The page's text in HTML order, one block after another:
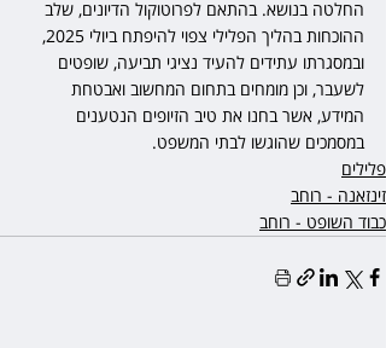
החלטה בנושא. בהתאם לפרוטוקול הדיונים, שלב
ההוכחות בהליך הפלילי צפוי להיפתח ביולי 2025,
ובמסגרתו עתידים להעיד נציגי תביעה, שופטים
לשעבר, וכן מומחים בתחום המחשוב ואבטחת
המידע, אשר בחנו את טיב הזיופים הנטענים
במסמכים שהוגשו לבתי המשפט.
פלילים
זינזאנה - רוחב
כבוד השופט - רוחב